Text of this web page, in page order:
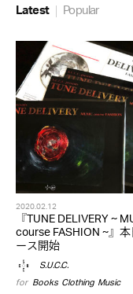
Latest Popular
2020.02.12
『TUNE DELIVERY ~
course FASHION ~』
ース開始
S.U.C.C.
for Books,Clothing,Music